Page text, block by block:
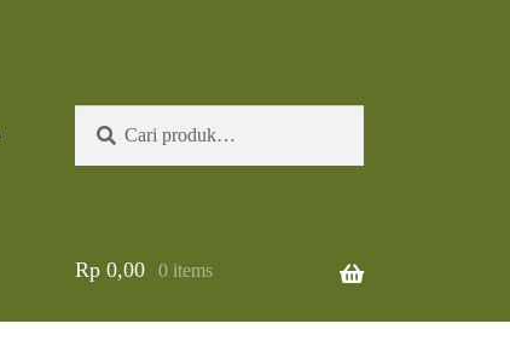
untuk:
Rp0,00 0 items